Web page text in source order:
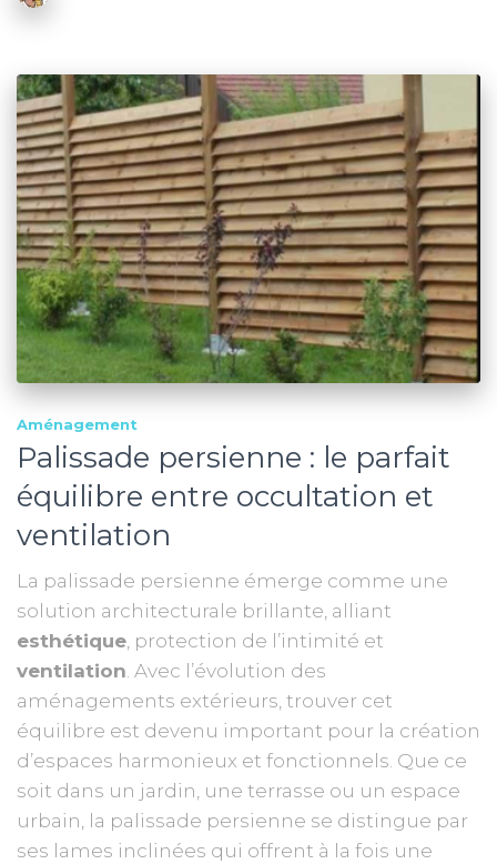
Aménagement
Palissade persienne : le parfait
équilibre entre occultation et
ventilation
La palissade persienne émerge comme une
solution architecturale brillante, alliant
esthétique, protection de l’intimité et
ventilation. Avec l’évolution des
aménagements extérieurs, trouver cet
équilibre est devenu important pour la création
d’espaces harmonieux et fonctionnels. Que ce
soit dans un jardin, une terrasse ou un espace
urbain, la palissade persienne se distingue par
ses lames inclinées qui offrent à la fois une